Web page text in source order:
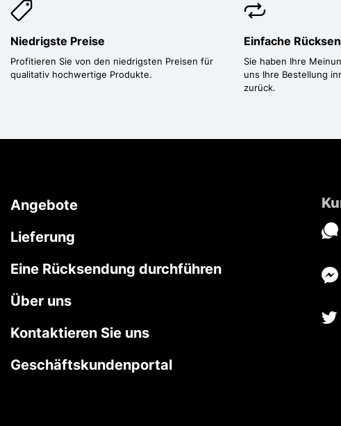
Niedrigste Preise
Profitieren Sie von den niedrigsten Preisen für
qualitativ hochwertige Produkte.
Einfache
Sie haben Ihre
uns Ihre Bestellung
zurück.
Angebote
Lieferung
Eine Rücksendung durchführen
Über uns
Kontaktieren Sie uns
Geschäftskundenportal